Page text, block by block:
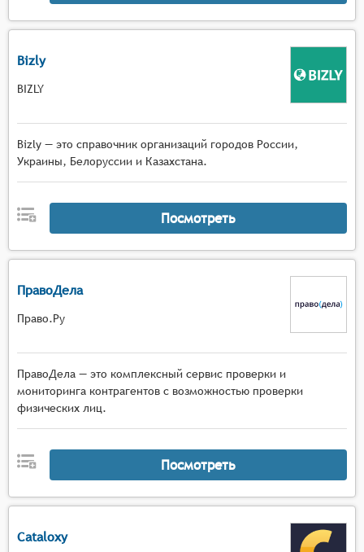
Bizly
BIZLY
Bizly — это справочник организаций городов России,
Украины, Белоруссии и Казахстана.
Посмотреть
ПравоДела
Право.Ру
ПравоДела — это комплексный сервис проверки и
мониторинга контрагентов с возможностью проверки
физических лиц.
Посмотреть
Cataloxy